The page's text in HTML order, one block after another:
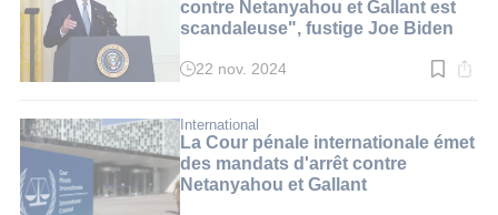
contre Netanyahou et Gallant est
scandaleuse", fustige Joe Biden
Temps
:
3
min.
22 nov. 2024
International
La Cour pénale internationale émet
des mandats d'arrêt contre
Netanyahou et Gallant